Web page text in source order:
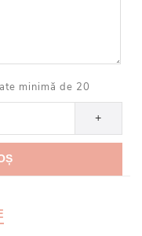
minimă de 20
+